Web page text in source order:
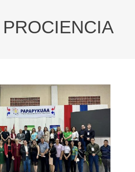
PROCIENCIA